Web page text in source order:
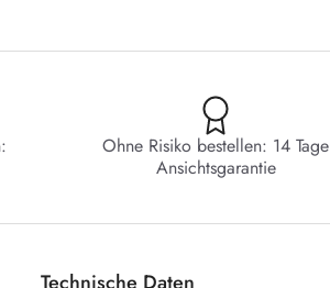
Ohne Risiko bestellen: 14 Tage
Ansichtsgarantie
Technische Daten